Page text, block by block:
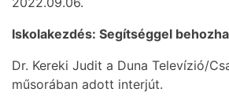
Iskolakezdés: Segítséggel
Dr. Kereki Judit a Duna Televízió/
műsorában adott interjút.